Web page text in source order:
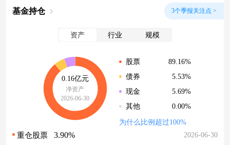
基金持仓 3个季报关注点 >
资产 行业 规模
0.16亿元
净资产
2026-06-30
股票
89.16%
债券
5.53%
现金
5.69%
其他
0.00%
为什么比例超过100%
重仓股票 3.90%
2026-06-30